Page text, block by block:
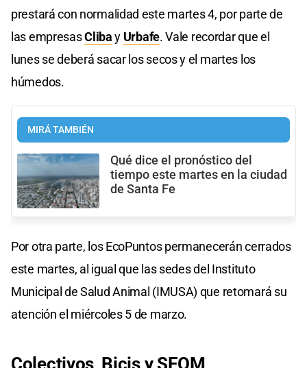
prestará con normalidad este martes 4, por parte de
las empresasClibay Urbafe. Vale recordar que el
lunes se deberá sacar los secos y el martes los
húmedos.
MIRÁ TAMBIÉN
Qué dice el pronóstico del
tiempo este martes en la ciudad
de Santa Fe
Por otra parte, los EcoPuntos permanecerán cerrados
este martes, al igual que las sedes del Instituto
Municipal de Salud Animal (IMUSA) que retomará su
atención el miércoles 5 de marzo.
Colectivos, Bicis y SEOM